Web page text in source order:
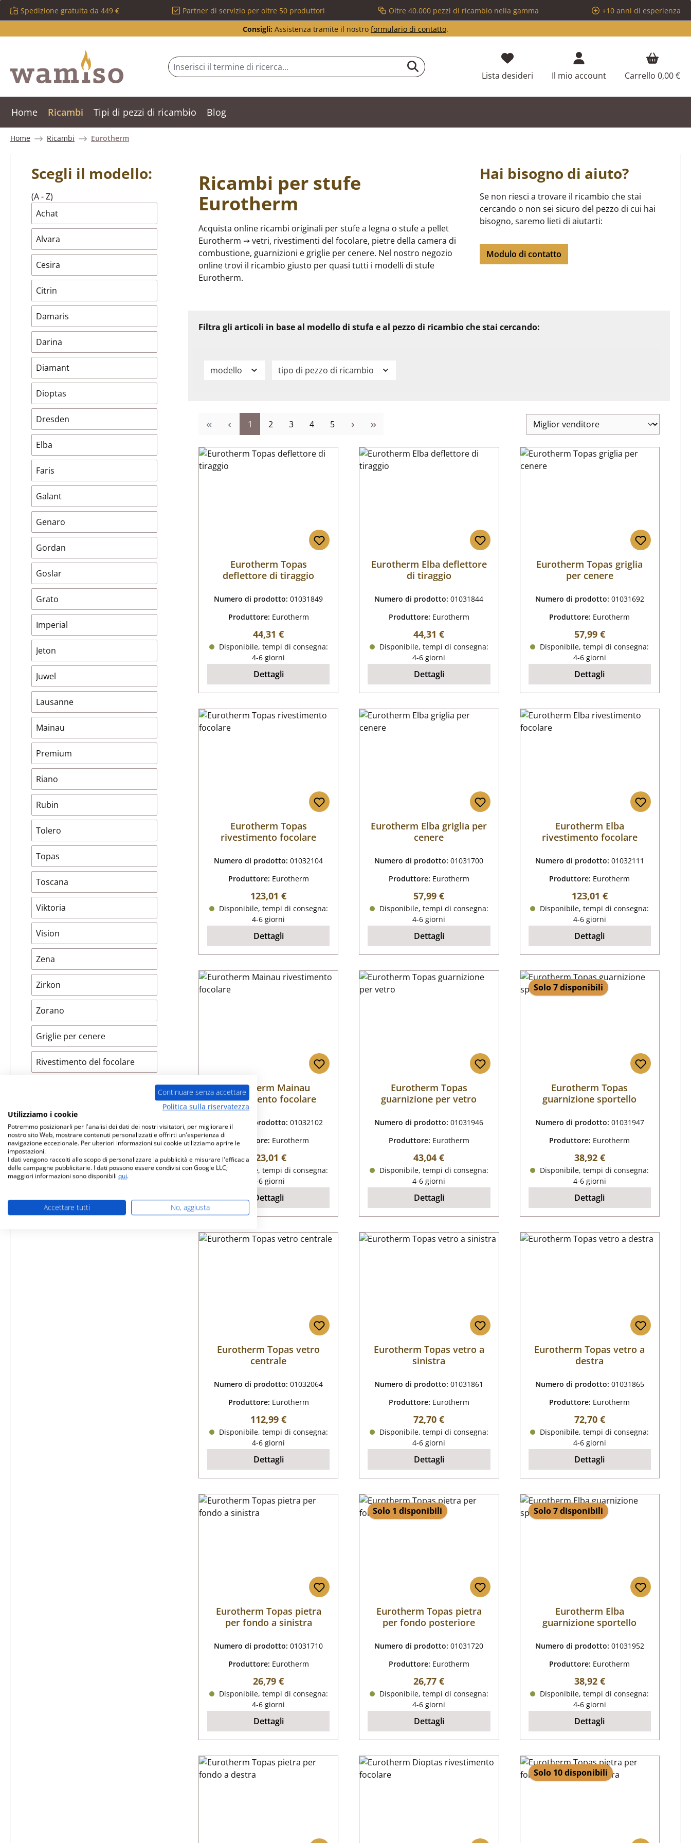
al contenuto principale
Salta alla ricerca
Passa alla navigazione principale
Spedizione gratuita da 449 € Partner di servizio per oltre 50 produttori Oltre 40.000 pezzi di ricambio nella gamma
+10 anni di esperienza
Consigli: Assistenza tramite il nostro formulario di contatto.
Lista desideri Hai 0 articoli nella lista dei desideri
Il mio account Carrello 0,00 €
Home Ricambi Tipi di pezzi di ricambio Blog
Home Ricambi Eurotherm
Scegli il modello:
(A - Z)
Achat
Alvara
Cesira
Citrin
Damaris
Darina
Diamant
Dioptas
Dresden
Elba
Faris
Galant
Genaro
Gordan
Goslar
Grato
Imperial
Jeton
Juwel
Lausanne
Mainau
Premium
Riano
Rubin
Tolero
Topas
Toscana
Viktoria
Vision
Zena
Zirkon
Zorano
Griglie per cenere
Rivestimento del focolare
Pietre singole
Vetri
Ricambi per stufe
Eurotherm
Acquista online ricambi originali per stufe a legna o stufe a pellet
Eurotherm ➙ vetri, rivestimenti del focolare, pietre della camera di
combustione, guarnizioni e griglie per cenere. Nel nostro negozio
online trovi il ricambio giusto per quasi tutti i modelli di stufe
Eurotherm.
Hai bisogno di aiuto?
Se non riesci a trovare il ricambio che stai
cercando o non sei sicuro del pezzo di cui hai
bisogno, saremo lieti di aiutarti:
Modulo di contatto
Filtra gli articoli in base al modello di stufa e al pezzo di ricambio che stai cercando:
modello tipo di pezzo di ricambio
Pagina
1 Pagina
2 Pagina
3 Pagina
4 Pagina
5
Eurotherm Topas
deflettore di tiraggio
Numero di prodotto:01031849
Produttore: Eurotherm
Prezzo normale:
44,31 €
Disponibile, tempi di consegna:
4-6 giorni
Dettagli
Eurotherm Elba deflettore
di tiraggio
Numero di prodotto:01031844
Produttore: Eurotherm
Prezzo normale:
44,31 €
Disponibile, tempi di consegna:
4-6 giorni
Dettagli
Eurotherm Topas griglia
per cenere
Numero di prodotto: 01031692
Produttore: Eurotherm
Prezzo normale:
57,99 €
Disponibile, tempi di consegna:
4-6 giorni
Dettagli
Eurotherm Topas
rivestimento focolare
Numero di prodotto:01032104
Produttore: Eurotherm
Prezzo normale:
123,01 €
Disponibile, tempi di consegna:
4-6 giorni
Dettagli
Eurotherm Elba griglia per
cenere
Numero di prodotto:01031700
Produttore: Eurotherm
Prezzo normale:
57,99 €
Disponibile, tempi di consegna:
4-6 giorni
Dettagli
Eurotherm Elba
rivestimento focolare
Numero di prodotto: 01032111
Produttore: Eurotherm
Prezzo normale:
123,01 €
Disponibile, tempi di consegna:
4-6 giorni
Dettagli
Eurotherm Mainau
rivestimento focolare
Numero di prodotto:01032102
Produttore: Eurotherm
Prezzo normale:
123,01 €
Disponibile, tempi di consegna:
4-6 giorni
Dettagli
Eurotherm Topas
guarnizione per vetro
Numero di prodotto:01031946
Produttore: Eurotherm
Prezzo normale:
43,04 €
Disponibile, tempi di consegna:
4-6 giorni
Dettagli
Solo 7 disponibili
Eurotherm Topas
guarnizione sportello
Numero di prodotto: 01031947
Produttore: Eurotherm
Prezzo normale:
38,92 €
Disponibile, tempi di consegna:
4-6 giorni
Dettagli
Eurotherm Topas vetro
centrale
Numero di prodotto:01032064
Produttore: Eurotherm
Prezzo normale:
112,99 €
Disponibile, tempi di consegna:
4-6 giorni
Dettagli
Eurotherm Topas vetro a
sinistra
Numero di prodotto:01031861
Produttore: Eurotherm
Prezzo normale:
72,70 €
Disponibile, tempi di consegna:
4-6 giorni
Dettagli
Eurotherm Topas vetro a
destra
Numero di prodotto: 01031865
Produttore: Eurotherm
Prezzo normale:
72,70 €
Disponibile, tempi di consegna:
4-6 giorni
Dettagli
Eurotherm Topas pietra
per fondo a sinistra
Numero di prodotto:01031710
Produttore: Eurotherm
Prezzo normale:
26,79 €
Disponibile, tempi di consegna:
4-6 giorni
Dettagli
Solo 1 disponibili
Eurotherm Topas pietra
per fondo posteriore
Numero di prodotto:01031720
Produttore: Eurotherm
Prezzo normale:
26,77 €
Disponibile, tempi di consegna:
4-6 giorni
Dettagli
Solo 7 disponibili
Eurotherm Elba
guarnizione sportello
Numero di prodotto: 01031952
Produttore: Eurotherm
Prezzo normale:
38,92 €
Disponibile, tempi di consegna:
4-6 giorni
Dettagli
Solo 10 disponibili
Continuare senza accettare
Politica sulla riservatezza
Utilizziamo i cookie
Potremmo posizionarli per l'analisi dei dati dei nostri visitatori, per migliorare il
nostro sito Web, mostrare contenuti personalizzati e offrirti un'esperienza di
navigazione eccezionale. Per ulteriori informazioni sui cookie utilizziamo aprire le
impostazioni.
I dati vengono raccolti allo scopo di personalizzare la pubblicità e misurare l'efficacia
delle campagne pubblicitarie. I dati possono essere condivisi con Google LLC;
maggiori informazioni sono disponibili qui.
Accettare tutti No, aggiusta